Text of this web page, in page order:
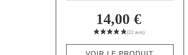
14,00 €